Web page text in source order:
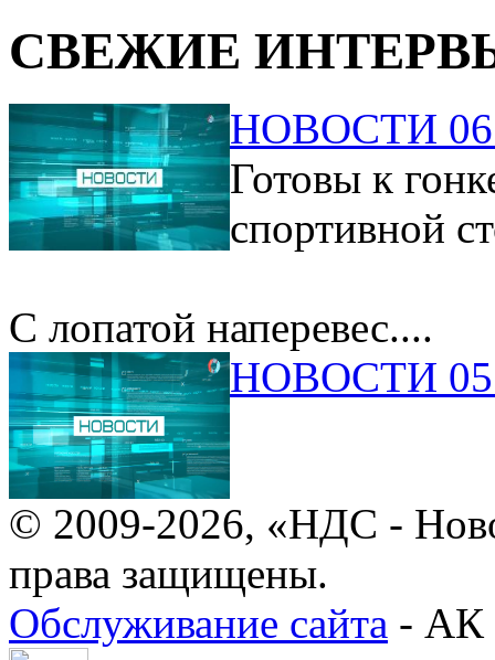
СВЕЖИЕ
НОВОСТИ
Готовы к
спортивной
С лопатой наперевес....
НОВОСТИ
© 2009-2026, «НДС -
права защищены.
Обслуживание сайта - АК